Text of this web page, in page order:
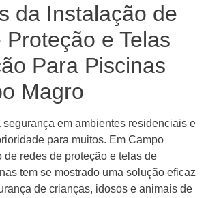
da Instalação de
Proteção e Telas
Para Piscinas
Magro
segurança em ambientes residenciais e
para muitos. Em Campo
de redes de proteção e telas de
tem se mostrado uma solução eficaz
de crianças, idosos e animais de